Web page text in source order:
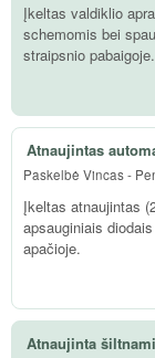
Įkeltas valdiklio
schemomis bei
straipsnio pabaigoje.
Atnaujintas
Paskelbė Vincas-
Įkeltas atnaujintas
apsauginiais
apačioje.
Atnaujinta